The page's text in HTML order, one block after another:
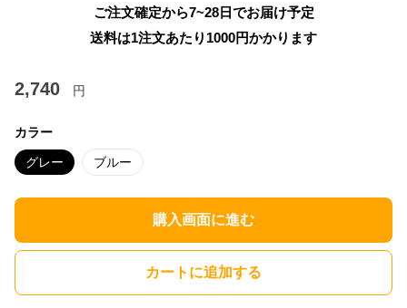
ご注文確定から7~28日でお届け予定
送料は1注文あたり 1000円かかります
2,740 円
カラー
グレー ブルー
購入画面に進む
カートに追加する